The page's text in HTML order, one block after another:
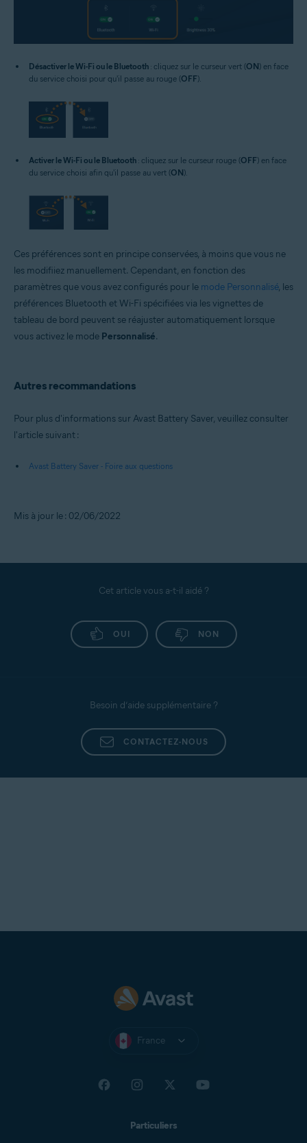
Désactiver le Wi-Fi ou le Bluetooth : cliquez sur le curseur vert (ON) en face
du service choisi pour qu'il passe au rouge (OFF).
Activer le Wi-Fi ou le Bluetooth : cliquez sur le curseur rouge (OFF) en face
du service choisi afin qu'il passe au vert (ON).
Ces préférences sont en principe conservées, à moins que vous ne
les modifiiez manuellement. Cependant, en fonction des
paramètres que vous avez configurés pour le mode Personnalisé, les
préférences Bluetooth et Wi-Fi spécifiées via les vignettes de
tableau de bord peuvent se réajuster automatiquement lorsque
vous activez le mode Personnalisé.
Autres recommandations
Pour plus d'informations sur Avast Battery Saver, veuillez consulter
l'article suivant :
Avast Battery Saver - Foire aux questions
Mis à jour le : 02/06/2022
Cet article vous a-t-il aidé ?
OUI NON
Besoin d’aide supplémentaire ?
CONTACTEZ-NOUS
France
Particuliers